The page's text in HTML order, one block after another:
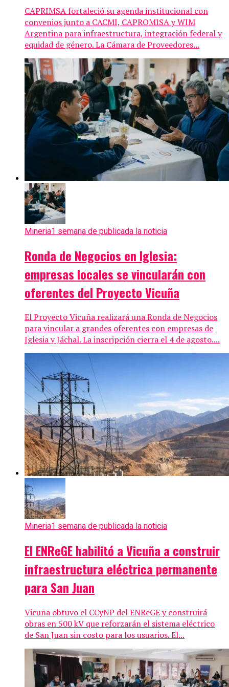
CAPRIMSA fortaleció su agenda institucional con
convenios junto a CACMI, CAPROMISA y WIM
Argentina para infraestructura, integración federal y
equidad de género. La Cámara de Proveedores...
Mineria1 semana de publicada la noticia
Ronda de Negocios en Iglesia:
empresas locales se vincularán con
oferentes del Proyecto Vicuña
El Proyecto Vicuña realizará una Ronda de Negocios
para vincular a grandes oferentes con empresas de
Iglesia y Jáchal. La inscripción cierra el 4 de agosto....
Mineria1 semana de publicada la noticia
El ENReGE habilitó a Vicuña a construir
infraestructura eléctrica permanente
para San Juan
Vicuña obtuvo el CCyNP del ENReGE y construirá
obras en 500 kV que reforzarán el sistema eléctrico
de San Juan sin costo para los usuarios. El...